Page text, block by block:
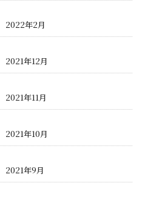
2022年2月
2021年12月
2021年11月
2021年10月
2021年9月